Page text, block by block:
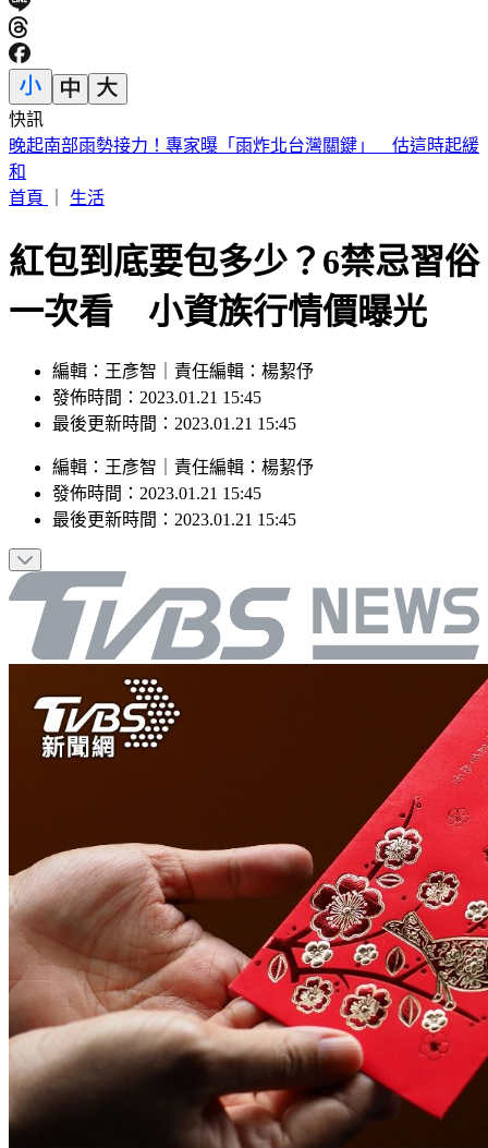
快訊
2026 SBS歌謠大戰SUMMER／最美小貓咪來了！MEOVV白
禮服仙氣走藍毯
首頁
生活
紅包到底要包多少？6禁忌習俗
一次看 小資族行情價曝光
編輯：王彥智｜責任編輯：楊絜伃
發佈時間：2023.01.21 15:45
最後更新時間：2023.01.21 15:45
編輯 ： 王彥智 責任編輯 ： 楊絜伃
發佈時間： 2023.01.21 15:45
最後更新時間： 2023.01.21 15:45